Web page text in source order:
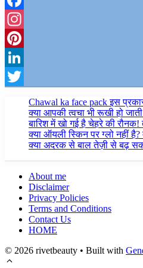
Facebook
Instagram
Pinterest
LinkedIn
Chawal ka face pack इस
क्या आपकी त्वचा भी रूखी हो
बारिश में खो गई है चेहरे की
क्या ऑयली स्किन पर ग्लो नहीं
क्या अदरक से बाल तेज़ी से बढ़
About me
Disclaimer
Privacy Policies
Terms and Conditions
Contact Us
HOME
© 2026 rivetbeauty • Built with